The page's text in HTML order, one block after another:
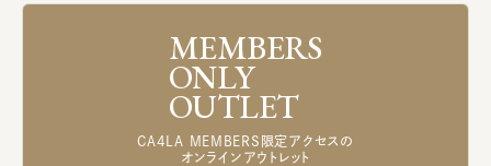
MEMBERS
ONLY
OUTLET
CA4LA MEMBERS限定アクセスの
オンラインアウトレット